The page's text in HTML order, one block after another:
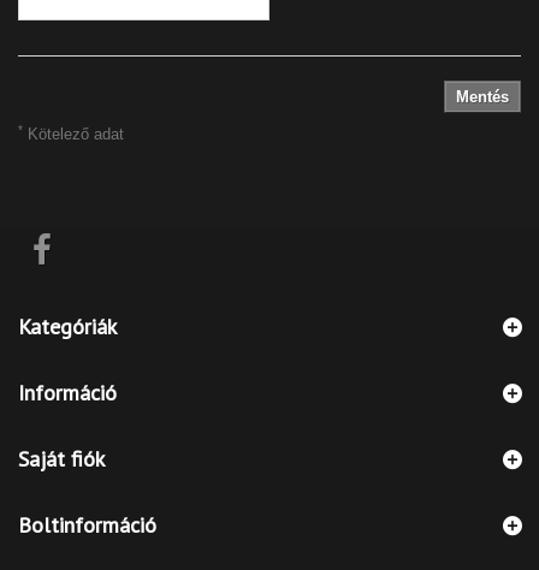
Mentés
* Kötelező adat
Kategóriák
Információ
Saját fiók
Boltinformáció